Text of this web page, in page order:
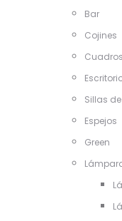
Bar
Cojines
Cuadros
Sillas
Espejos
Green